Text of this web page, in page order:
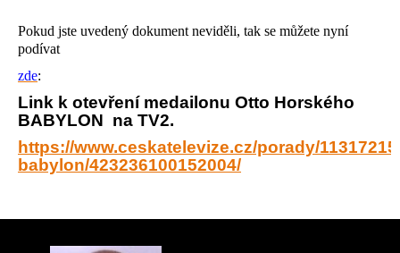
Pokud jste uvedený dokument neviděli, tak se můžete nyní
podívat
zde:
Link k otevření medailonu Otto Horského
BABYLON na TV2.
https://www.ceskatelevize.cz/porady/
babylon/423236100152004/